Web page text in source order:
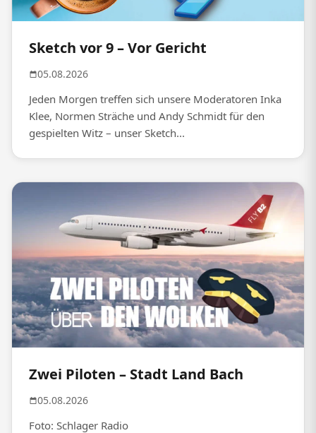
Sketch vor 9 – Vor Gericht
05.08.2026
Jeden Morgen treffen sich unsere Moderatoren Inka
Klee, Normen Sträche und Andy Schmidt für den
gespielten Witz – unser Sketch...
Zwei Piloten – Stadt Land Bach
05.08.2026
Foto: Schlager Radio